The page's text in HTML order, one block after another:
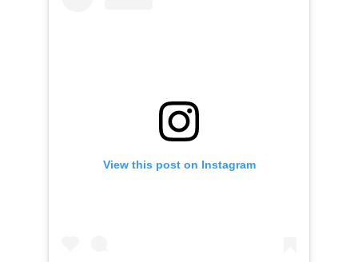
View this post on Instagram